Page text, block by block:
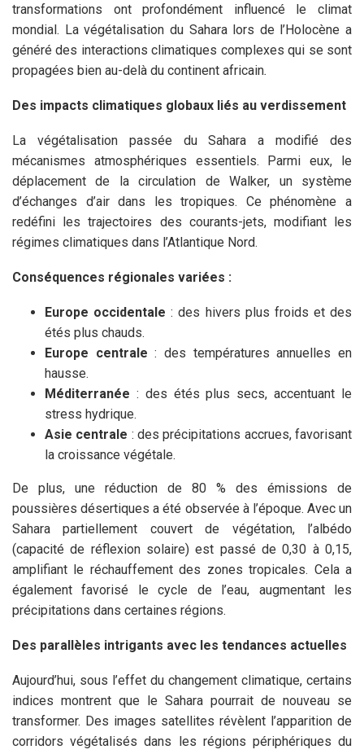
transformations ont profondément influencé le climat
mondial. La végétalisation du Sahara lors de l’Holocène a
généré des interactions climatiques complexes qui se sont
propagées bien au-delà du continent africain.
Des impacts climatiques globaux liés au verdissement
La végétalisation passée du Sahara a modifié des
mécanismes atmosphériques essentiels. Parmi eux, le
déplacement de la circulation de Walker, un système
d’échanges d’air dans les tropiques. Ce phénomène a
redéfini les trajectoires des courants-jets, modifiant les
régimes climatiques dans l’Atlantique Nord.
Conséquences régionales variées :
Europe occidentale : des hivers plus froids et des
étés plus chauds.
Europe centrale : des températures annuelles en
hausse.
Méditerranée : des étés plus secs, accentuant le
stress hydrique.
Asie centrale : des précipitations accrues, favorisant
la croissance végétale.
De plus, une réduction de 80 % des émissions de
poussières désertiques a été observée à l’époque. Avec un
Sahara partiellement couvert de végétation, l’albédo
(capacité de réflexion solaire) est passé de 0,30 à 0,15,
amplifiant le réchauffement des zones tropicales. Cela a
également favorisé le cycle de l’eau, augmentant les
précipitations dans certaines régions.
Des parallèles intrigants avec les tendances actuelles
Aujourd’hui, sous l’effet du changement climatique, certains
indices montrent que le Sahara pourrait de nouveau se
transformer. Des images satellites révèlent l’apparition de
corridors végétalisés dans les régions périphériques du